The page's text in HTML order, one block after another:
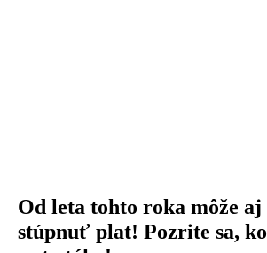
Od leta tohto roka môže aj
stúpnuť plat! Pozrite sa,